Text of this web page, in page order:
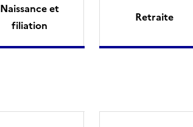
Naissance et
filiation
Retraite